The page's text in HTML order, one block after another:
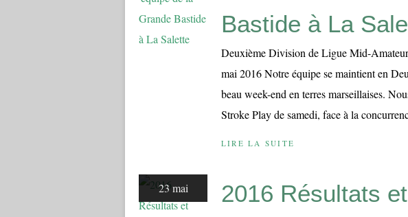
Bastide à La
Deuxième Division de Ligue Mid-
mai 2016 Notre équipe se maintient en
beau week-end en terres marseillaises.
Stroke Play de samedi, face à la
LIRE LA SUITE
23 mai
2016 Résultats